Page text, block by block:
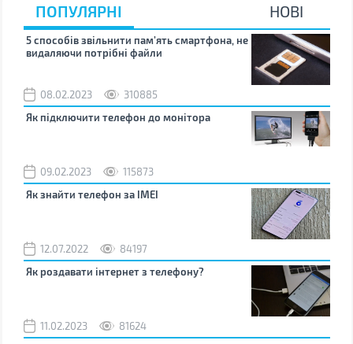
ПОПУЛЯРНІ НОВІ
5 способів звільнити пам’ять смартфона, не
видаляючи потрібні файли
08.02.2023
310885
Як підключити телефон до монітора
09.02.2023
115873
Як знайти телефон за IMEI
12.07.2022
84197
Як роздавати інтернет з телефону?
11.02.2023 81624